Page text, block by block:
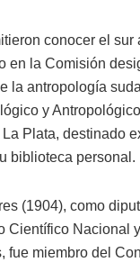
conocer el
en la Comisión
la antropología
y
Plata, destinado
biblioteca personal.
(1904), como
Científico Nacional
fue miembro del